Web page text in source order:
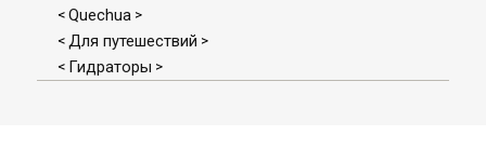
< Quechua >
< Для путешествий >
< Гидраторы >